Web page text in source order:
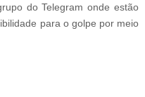
do Telegram onde estão
para o golpe por meio